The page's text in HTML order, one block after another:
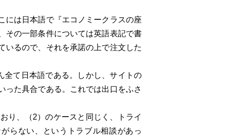
は日本語で『エコノミークラスの座
その一部条件については英語表記で書
いるので、それを承諾の上で注文した
て日本語である。しかし、サイトの
った具合である。これでは出口をふさ
り、（2）のケースと同じく、トライ
らない、というトラブル相談があっ